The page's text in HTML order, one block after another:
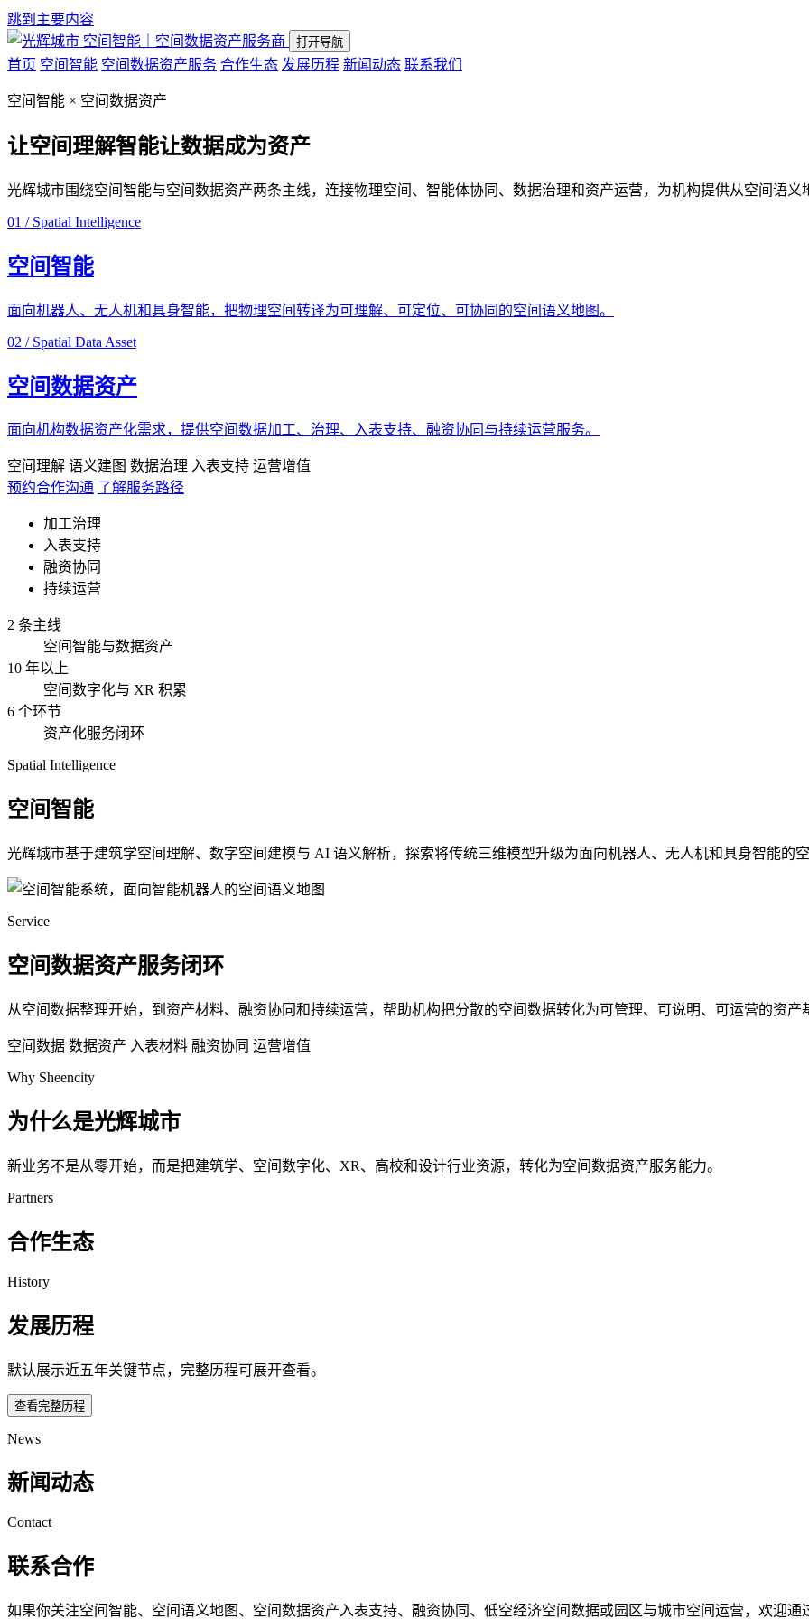
跳到主要内容
空间智能｜空间数据资产服务商
打开导航
首页 空间智能 空间数据资产服务 合作生态 发展历程 新闻动态 联系我们
空间智能 × 空间数据资产
让空间理解智能让数据成为资产
光辉城市围绕空间智能与空间数据资产两条主线，连接物理空间、智能体协同、数据治理和资产运营，为机构提供从空间语义
01 / Spatial Intelligence
空间智能
面向机器人、无人机和具身智能，把物理空间转译为可理解、可定位、可协同的空间语义地图。
02 / Spatial Data Asset
空间数据资产
面向机构数据资产化需求，提供空间数据加工、治理、入表支持、融资协同与持续运营服务。
空间理解 语义建图 数据治理 入表支持 运营增值
预约合作沟通 了解服务路径
加工治理
入表支持
融资协同
持续运营
2 条主线
空间智能与数据资产
10 年以上
空间数字化与 XR 积累
6 个环节
资产化服务闭环
Spatial Intelligence
空间智能
光辉城市基于建筑学空间理解、数字空间建模与 AI 语义解析，探索将传统三维模型升级为面向机器人、无人机和具身智能的空
Service
空间数据资产服务闭环
从空间数据整理开始，到资产材料、融资协同和持续运营，帮助机构把分散的空间数据转化为可管理、可说明、可运营的资产
空间数据 数据资产 入表材料 融资协同 运营增值
Why Sheencity
为什么是光辉城市
新业务不是从零开始，而是把建筑学、空间数字化、XR、高校和设计行业资源，转化为空间数据资产服务能力。
Partners
合作生态
History
发展历程
默认展示近五年关键节点，完整历程可展开查看。
查看完整历程
News
新闻动态
Contact
联系合作
如果你关注空间智能、空间语义地图、空间数据资产入表支持、融资协同、低空经济空间数据或园区与城市空间运营，欢迎通